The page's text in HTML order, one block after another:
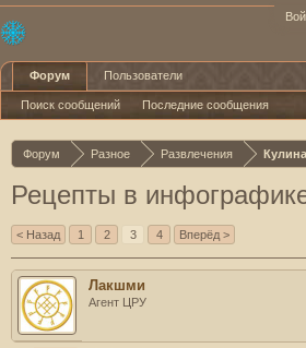
Форум Разное Развлечения
Рецепты в
< Назад 1 2 3 4 Вперёд >
Лакшми
Агент ЦРУ
Форум
Поиск сообщений Последние сообщения
Пользователи